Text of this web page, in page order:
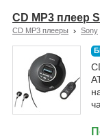
CD MP3 плеер
CD MP3 плееры Sony